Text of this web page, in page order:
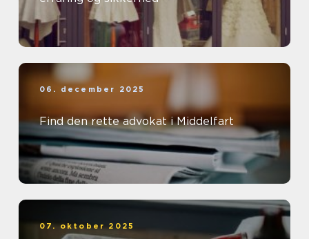
06. december 2025
Find den rette advokat i Middelfart
07. oktober 2025